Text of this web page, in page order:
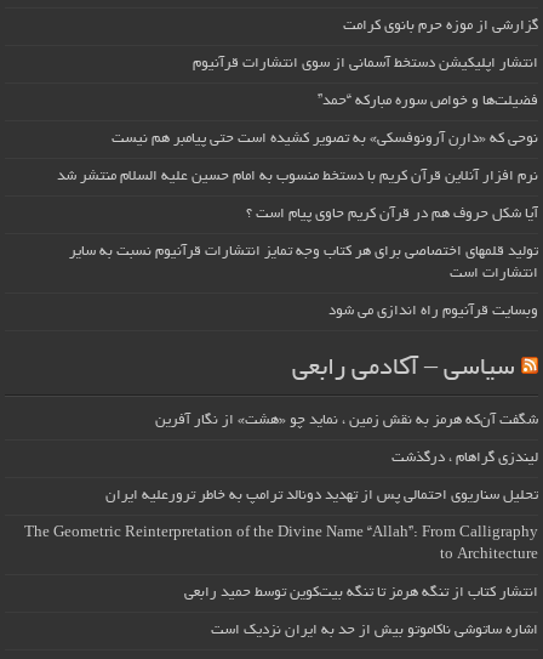
گزارشی از موزه حرم بانوی کرامت
انتشار اپلیکیشن دستخط آسمانی از سوی انتشارات قرآنیوم
فضیلت‌ها و خواص سوره مبارکه “حمد”
نوحی که «دارِن آرونوفسکی» به تصویر کشیده است حتی پیامبر هم نیست
نرم افزار آنلاین قرآن کریم با دستخط منسوب به امام حسین علیه السلام منتشر شد
آیا شکل حروف هم در قرآن کریم حاوی پیام است ؟
تولید قلمهای اختصاصی برای هر کتاب وجه تمایز انتشارات قرآنیوم نسبت به سایر
انتشارات است
وبسایت قرآنیوم راه اندازی می شود
سیاسی – آکادمی رابعی
شگفت آن‌که هرمز به نقش زمین ، نماید چو «هشت» از نگار آفرین
لیندزی گراهام ، درگذشت
تحلیل سناریوی احتمالی پس از تهدید دونالد ترامپ به خاطر ترورعلیه ایران
The Geometric Reinterpretation of the Divine Name “Allah”: From Calligraphy
to Architecture
انتشار کتاب از تنگه هرمز تا تنگه بیت‌کوین توسط حمید رابعی
اشاره ساتوشی ناکاموتو بیش از حد به ایران نزدیک است